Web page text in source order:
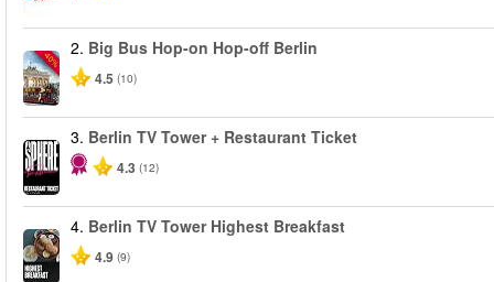
-40%
2. Big Bus Hop-on Hop-off Berlin
4.5 (10)
3. Berlin TV Tower + Restaurant Ticket
4.3 (12)
4. Berlin TV Tower Highest Breakfast
4.9 (9)